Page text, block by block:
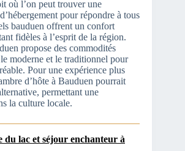
où l’on peut trouver une
pour répondre à tous
bauduen offrent un confort
fidèles à l’esprit de la région.
propose des commodités
moderne et le traditionnel pour
Pour une expérience plus
d’hôte à Bauduen pourrait
permettant une
la culture locale.
du lac et séjour enchanteur à